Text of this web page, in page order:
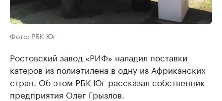
Фото: РБК Юг
Ростовский завод «РИФ» наладил поставки
катеров из полиэтилена в одну из Африканских
стран. Об этом РБК Юг рассказал собственник
предприятия Олег Грызлов.